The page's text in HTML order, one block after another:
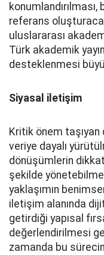
referans
uluslararası
Türk akademik
desteklenmesi
Siyasal iletişim
Kritik önem taşıyan
veriye dayalı
dönüşümlerin
şekilde
yaklaşımın
iletişim alanında
getirdiği yapısal
değerlendirilmesi
zamanda bu